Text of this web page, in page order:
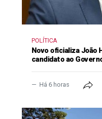
POLÍTICA
Novo oficializa João
candidato ao
Há 6 horas